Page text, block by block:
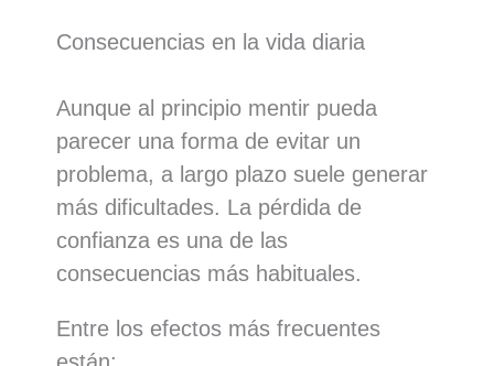
Consecuencias en la vida diaria
Aunque al principio mentir pueda
parecer una forma de evitar un
problema, a largo plazo suele generar
más dificultades. La pérdida de
confianza es una de las
consecuencias más habituales.
Entre los efectos más frecuentes